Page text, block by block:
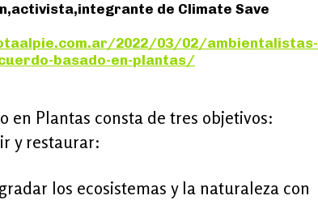
de Climate Save
2022/03/02/ambientalistas-
basado-en-plantas/
en Plantas consta de tres objetivos:
y restaurar:
los ecosistemas y la naturaleza con